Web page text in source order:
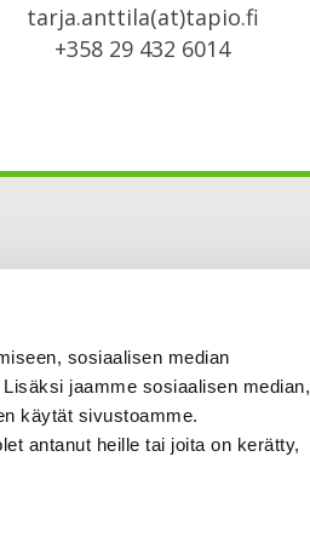
sosiaalisen median
jaamme sosiaalisen median,
käytät sivustoamme.
antanut heille tai joita on kerätty,
tarja.anttila(at)tapio.fi
+358 29 432 6014